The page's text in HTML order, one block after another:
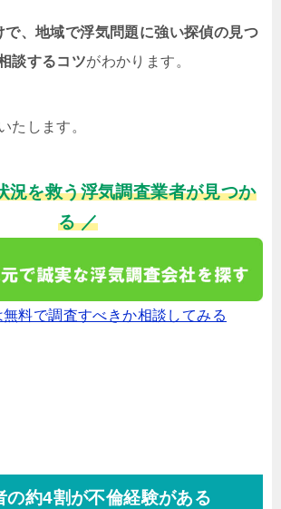
で、地域で浮気問題に強い探偵の見つ
談するコツがわかります。
たします。
況を救う浮気調査業者が見つか
る ／
無料で調査すべきか相談してみる
の約4割が不倫経験がある